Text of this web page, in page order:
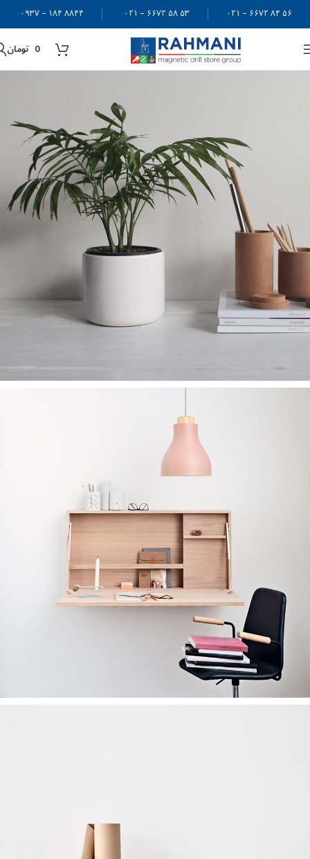
۵۶ ۸۴ ۶۶۷۲ – ۰۲۱ ۵۳ ۵۸ ۶۶۷۲ – ۰۲۱ ۸۸۴۴ ۱۸۴ – ۰۹۳۷
0 تومان